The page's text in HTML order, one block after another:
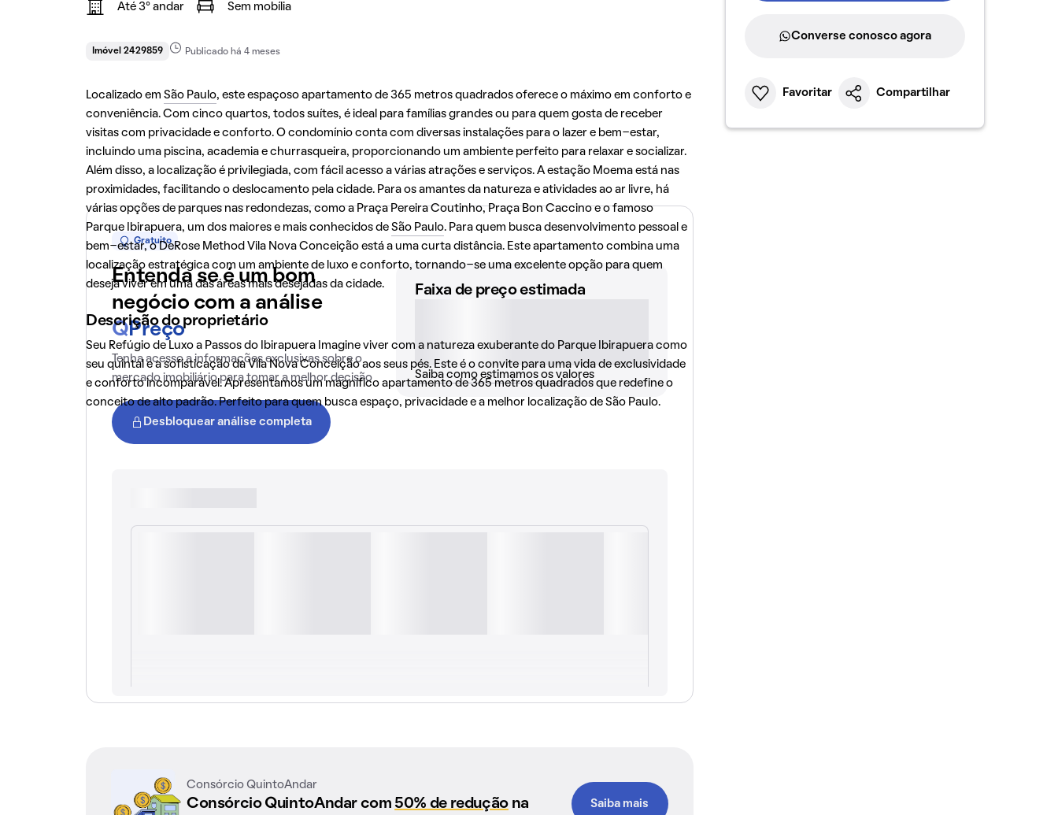
Até 3° andar Sem mobília
Imóvel 2429859 Publicado há 4 meses
Localizado em São Paulo, este espaçoso apartamento de 365 metros quadrados oferece o máximo em conforto e
conveniência. Com cinco quartos, todos suítes, é ideal para famílias grandes ou para quem gosta de receber
visitas com privacidade e conforto. O condomínio conta com diversas instalações para o lazer e bem-estar,
incluindo uma piscina, academia e churrasqueira, proporcionando um ambiente perfeito para relaxar e socializar.
Além disso, a localização é privilegiada, com fácil acesso a várias atrações e serviços. A estação Moema está nas
proximidades, facilitando o deslocamento pela cidade. Para os amantes da natureza e atividades ao ar livre, há
várias opções de parques nas redondezas, como a Praça Pereira Coutinho, Praça Bon Caccino e o famoso
Parque Ibirapuera, um dos maiores e mais conhecidos de São Paulo. Para quem busca desenvolvimento pessoal e
bem-estar, o DeRose Method Vila Nova Conceição está a uma curta distância. Este apartamento combina uma
localização estratégica com um ambiente de luxo e conforto, tornando-se uma excelente opção para quem
deseja viver em uma das áreas mais desejadas da cidade.
Descrição do proprietário
Seu Refúgio de Luxo a Passos do Ibirapuera Imagine viver com a natureza exuberante do Parque Ibirapuera como
seu quintal e a sofisticação da Vila Nova Conceição aos seus pés. Este é o convite para uma vida de exclusividade
e conforto incomparável. Apresentamos um magnífico apartamento de 365 metros quadrados que redefine o
conceito de alto padrão. Perfeito para quem busca espaço, privacidade e a melhor localização de São Paulo.
Gratuito
Entenda se é um bom
negócio com a análise
QPreço
Tenha acesso a informações exclusivas sobre o
mercado imobiliário para tomar a melhor decisão
Desbloquear análise completa
Faixa de preço estimada
Saiba como estimamos os valores
Consórcio QuintoAndar
Consórcio QuintoAndar com 50% de reduçãona
Saiba mais
Converse conosco agora
Favoritar Compartilhar